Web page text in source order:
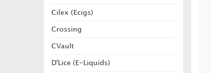
Cilex (Ecigs)
Crossing
CVault
D'Lice (E-Liquids)